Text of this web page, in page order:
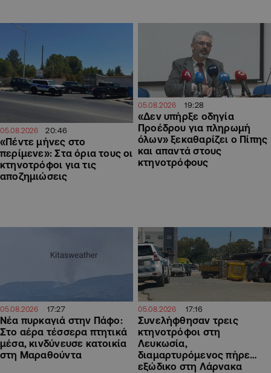
05.08.2026 20:46
«Πέντε μήνες στο
περίμενε»: Στα όρια τους οι
κτηνοτρόφοι για τις
αποζημιώσεις
05.08.2026 19:28
«Δεν υπήρξε οδηγία
Προέδρου για πληρωμή
όλων» ξεκαθαρίζει ο Πίπης
και απαντά στους
κτηνοτρόφους
05.08.2026 17:27
Νέα πυρκαγιά στην Πάφο:
Στο αέρα τέσσερα πτητικά
μέσα, κινδύνευσε κατοικία
στη Μαραθούντα
05.08.2026 17:16
Συνελήφθησαν τρεις
κτηνοτρόφοι στη
Λευκωσία,
διαμαρτυρόμενος πήρε…
εξώδικο στη Λάρνακα